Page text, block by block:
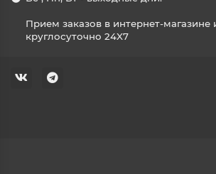
Прием заказов в интернет-
круглосуточно 24X7